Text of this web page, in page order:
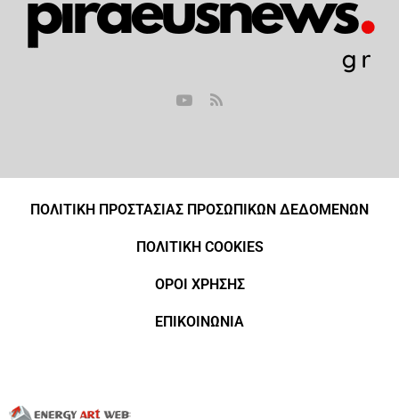
ΠΟΛΙΤΙΚΗ ΠΡΟΣΤΑΣΙΑΣ ΠΡΟΣΩΠΙΚΩΝ ΔΕΔΟΜΕΝΩΝ
ΠΟΛΙΤΙΚΗ COOKIES
ΟΡΟΙ ΧΡΗΣΗΣ
ΕΠΙΚΟΙΝΩΝΙΑ